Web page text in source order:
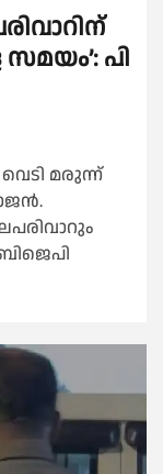
പി
മരുന്ന്